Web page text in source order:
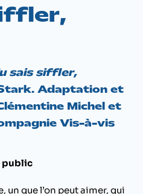
sais siffler,
Adaptation et
Michel et
Vis-à-vis
public
un que l’on peut aimer, qui